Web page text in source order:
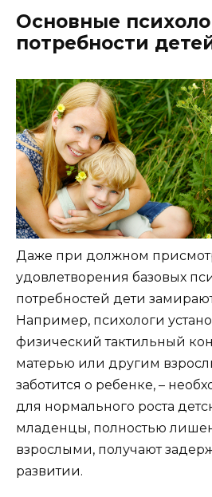
Основные
потребности
Даже при должном
удовлетворения базовых
потребностей дети
Например, психологи
физический тактильный
матерью или другим
заботится о ребенке, –
для нормального роста
младенцы, полностью
взрослыми, получают
развитии.